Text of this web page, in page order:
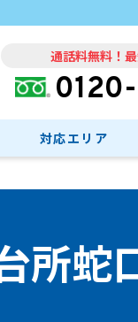
通話料無料！
対応エリア
所蛇